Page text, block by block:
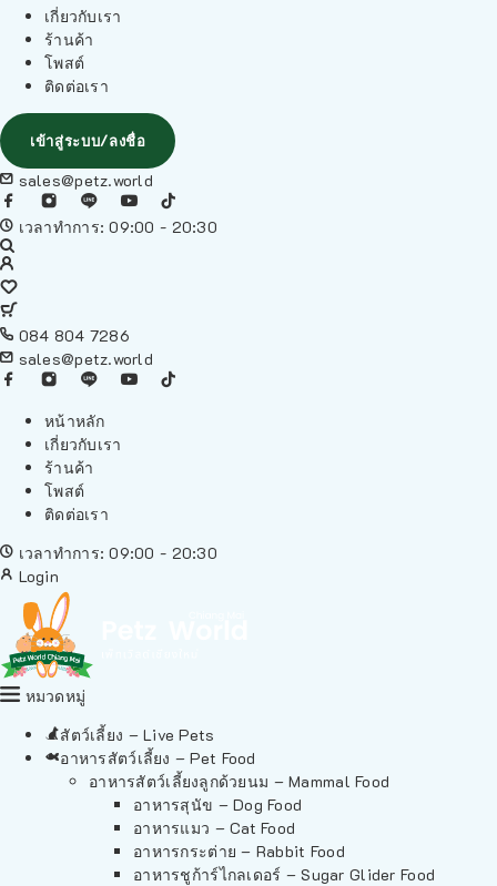
เกี่ยวกับเรา
ร้านค้า
โพสต์
ติดต่อเรา
เข้าสู่ระบบ/ลงชื่อ
sales@petz.world
เวลาทำการ: 09:00 - 20:30
084 804 7286
sales@petz.world
หน้าหลัก
เกี่ยวกับเรา
ร้านค้า
โพสต์
ติดต่อเรา
เวลาทำการ: 09:00 - 20:30
Login
หมวดหมู่
สัตว์เลี้ยง – Live Pets
อาหารสัตว์เลี้ยง – Pet Food
อาหารสัตว์เลี้ยงลูกด้วยนม – Mammal Food
อาหารสุนัข – Dog Food
อาหารแมว – Cat Food
อาหารกระต่าย – Rabbit Food
อาหารชูก้าร์ไกลเดอร์ – Sugar Glider Food